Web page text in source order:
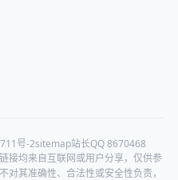
号-2sitemap站长QQ 8670468
接均来自互联网或用户分享，仅供参
对其准确性、合法性或安全性负责，